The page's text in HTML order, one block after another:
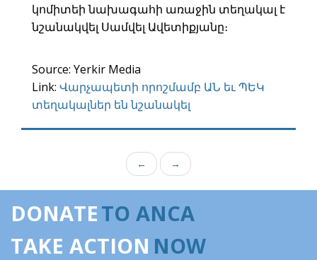
կոմիտեի նախագահի առաջին տեղակալ է
նշանակվել Սամվել Ավետիքյանը։
Source: Yerkir Media
Link: Վարչապետի որոշմամբ ԱՆ եւ ՊԵԿ
տեղակալներ են նշանակել
← →
DONATETO ANCA
TAKE ACTION NOW